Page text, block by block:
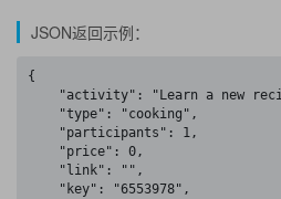
JSON返回示例：
{